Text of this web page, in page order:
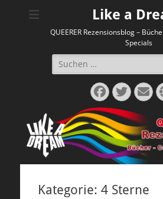
Like a
QUEERER Rezensionsblog –
Specials
Suchen
nach:
Facebook
E-
Kategorie: 4 Sterne